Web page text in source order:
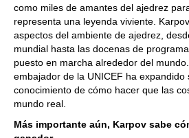
como miles de amantes del ajedrez
representa una leyenda viviente.
aspectos del ambiente de ajedrez,
mundial hasta las docenas de
puesto en marcha alrededor del
embajador de la UNICEF ha expandido
conocimiento de cómo hacer que las
mundo real.
Más importante aún, Karpov sabe